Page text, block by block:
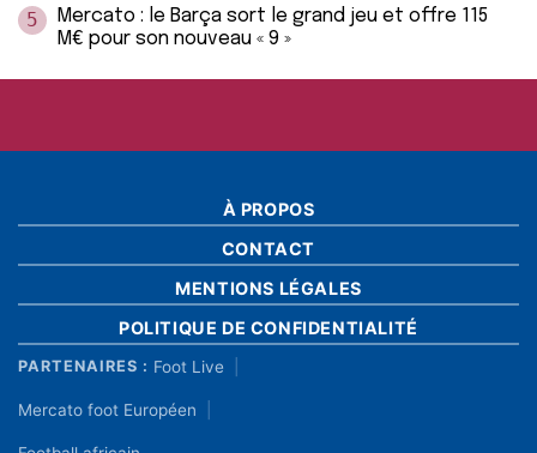
5
Mercato : le Barça sort le grand jeu et offre 115
M€ pour son nouveau « 9 »
À PROPOS
CONTACT
MENTIONS LÉGALES
POLITIQUE DE CONFIDENTIALITÉ
PARTENAIRES : Foot Live
Mercato foot Européen